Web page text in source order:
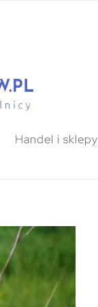
Handel i sklepy